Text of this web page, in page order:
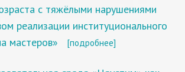
с тяжёлыми нарушениями
реализации институционального
мастеров»
[подробнее]